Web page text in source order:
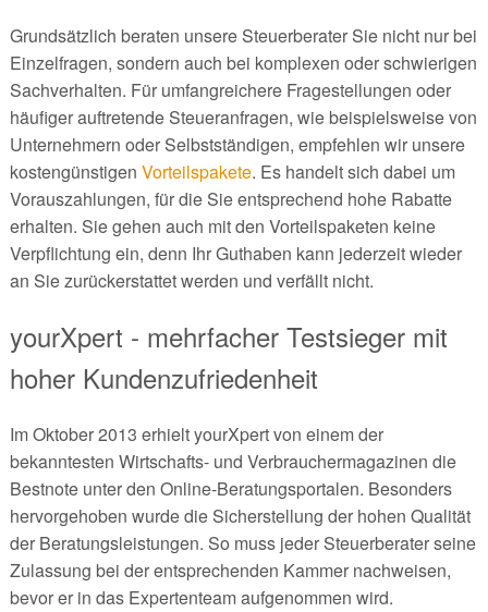
Grundsätzlich beraten unsere Steuerberater Sie nicht nur bei
Einzelfragen, sondern auch bei komplexen oder schwierigen
Sachverhalten. Für umfangreichere Fragestellungen oder
häufiger auftretende Steueranfragen, wie beispielsweise von
Unternehmern oder Selbstständigen, empfehlen wir unsere
kostengünstigen Vorteilspakete. Es handelt sich dabei um
Vorauszahlungen, für die Sie entsprechend hohe Rabatte
erhalten. Sie gehen auch mit den Vorteilspaketen keine
Verpflichtung ein, denn Ihr Guthaben kann jederzeit wieder
an Sie zurückerstattet werden und verfällt nicht.
yourXpert - mehrfacher Testsieger mit
hoher Kundenzufriedenheit
Im Oktober 2013 erhielt yourXpert von einem der
bekanntesten Wirtschafts- und Verbrauchermagazinen die
Bestnote unter den Online-Beratungsportalen. Besonders
hervorgehoben wurde die Sicherstellung der hohen Qualität
der Beratungsleistungen. So muss jeder Steuerberater seine
Zulassung bei der entsprechenden Kammer nachweisen,
bevor er in das Expertenteam aufgenommen wird.